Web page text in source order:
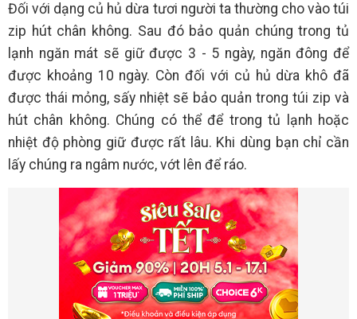
Đối với dạng củ hủ dừa tươi người ta thường cho vào túi
zip hút chân không. Sau đó bảo quản chúng trong tủ
lạnh ngăn mát sẽ giữ được 3 - 5 ngày, ngăn đông để
được khoảng 10 ngày. Còn đối với củ hủ dừa khô đã
được thái mỏng, sấy nhiệt sẽ bảo quản trong túi zip và
hút chân không. Chúng có thể để trong tủ lạnh hoặc
nhiệt độ phòng giữ được rất lâu. Khi dùng bạn chỉ cần
lấy chúng ra ngâm nước, vớt lên để ráo.